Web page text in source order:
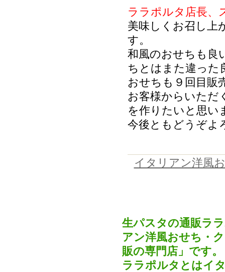
ララポルタ店長、
美味しくお召し上
す。
和風のおせちも良
ちとはまた違った
おせちも９回目販
お客様からいただ
を作りたいと思い
今後ともどうぞよ
イタリアン洋風
生パスタの通販ラ
アン洋風おせち・
販の専門店」です。
ララポルタとはイ